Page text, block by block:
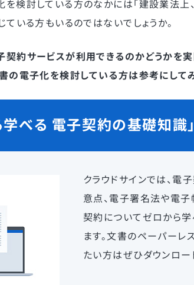
検討している方のなかには「建設業法上
ている方もいるのではないでしょうか。
約サービスが利用できるのかどうかを
の電子化を検討している方は参考にしてみ
学べる 電子契約の基礎知識」
クラウドサインでは、電
意点、電子署名法や電
契約についてゼロから
ます。文書のペーパーレ
たい方はぜひダウンロー